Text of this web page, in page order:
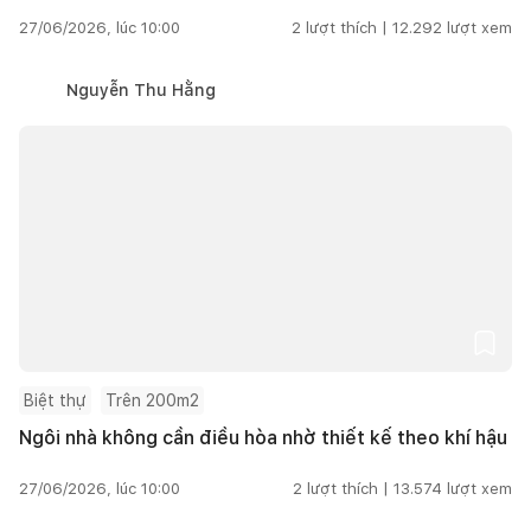
27/06/2026, lúc 10:00 2 lượt thích | 12.292 lượt xem
Nguyễn Thu Hằng
Biệt thự Trên 200m2
Ngôi nhà không cần điều hòa nhờ thiết kế theo khí hậu
27/06/2026, lúc 10:00 2 lượt thích | 13.574 lượt xem